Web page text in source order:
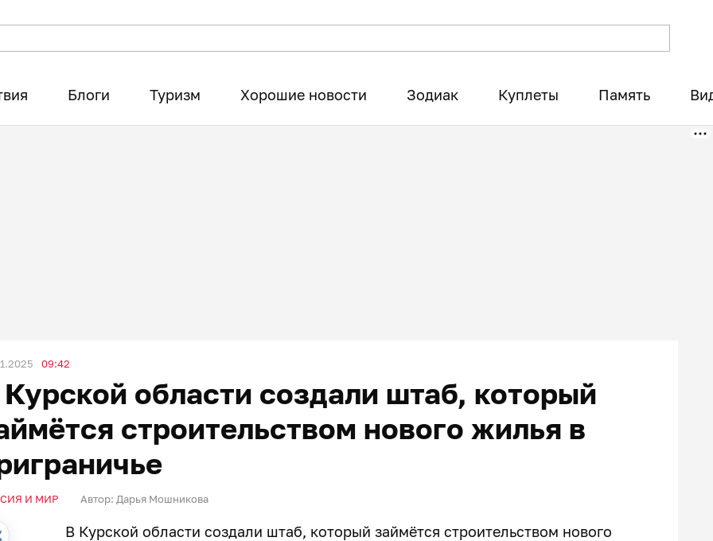
Блоги Туризм Хорошие новости Зодиак Куплеты Память
09:42
области создали штаб, который
строительством нового жилья в
И МИР Автор: Дарья Мошникова
В Курской области создали штаб, который займётся строительством нового